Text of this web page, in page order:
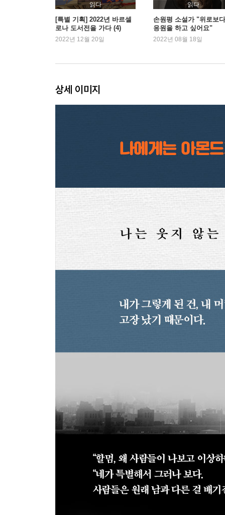
읽다
[특별 기획] 2022년 바르셀
로나 도서전을 가다 (4)
2022년 12월 20일
읽다
손원평 소설가 "위로보
응원을 하고 싶어요"
2022년 08월 18일
상세 이미지